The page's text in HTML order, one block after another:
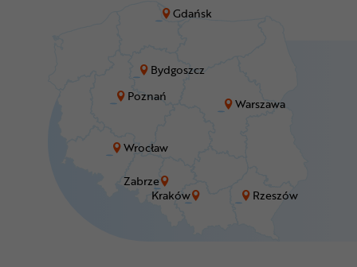
Bydgoszcz
Gdańsk
Kraków
Poznań
Rzeszów
Warszawa
Wrocław
Zabrze